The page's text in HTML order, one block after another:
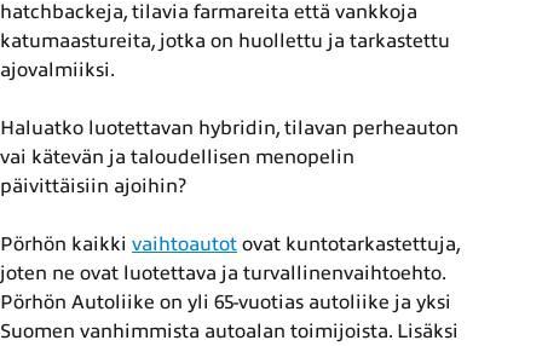
hatchbackeja, tilavia farmareita että vankkoja
katumaastureita, jotka on huollettu ja tarkastettu
ajovalmiiksi.
Haluatko luotettavan hybridin, tilavan perheauton
vai kätevän ja taloudellisen menopelin
päivittäisiin ajoihin?
Pörhön kaikki vaihtoautot ovat kuntotarkastettuja,
joten ne ovat luotettava ja turvallinenvaihtoehto.
Pörhön Autoliike on yli 65-vuotias autoliike ja yksi
Suomen vanhimmista autoalan toimijoista. Lisäksi